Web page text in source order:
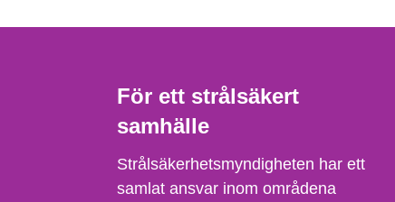
För ett strålsäkert
samhälle
Strålsäkerhetsmyndigheten har ett
samlat ansvar inom områdena